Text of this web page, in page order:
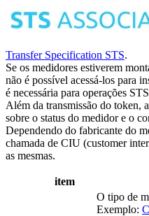
Transfer Specification STS.
Se os medidores estiverem
não é possível acessá-los para
é necessária para operações
Além da transmissão do token,
sobre o status do medidor e o
Dependendo do fabricante do
chamada de CIU (customer
as mesmas.
item
O tipo de
Exemplo: